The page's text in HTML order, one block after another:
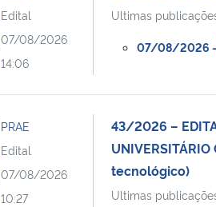
Edital
07/08/2026
14:06
Ultimas
07/08/2026
PRAE
Edital
07/08/2026
10:27
43/2026 –
tecnológico)
Ultimas